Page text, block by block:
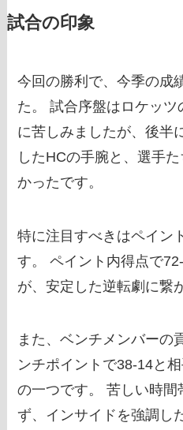
試合の印象
今回の勝利で、今季の成
た。 試合序盤はロケッ
に苦しみましたが、後半
したHCの手腕と、選手
かったです。
特に注目すべきはペイン
す。 ペイント内得点で
が、安定した逆転劇に繋
また、ベンチメンバーの
ンチポイントで38-14と
の一つです。 苦しい時間
ず、インサイドを強調し